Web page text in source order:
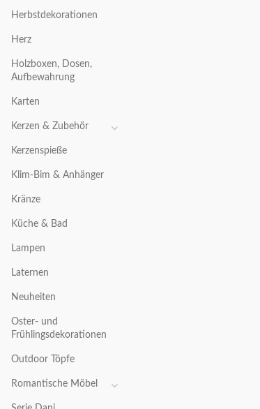
Herbstdekorationen
Herz
Holzboxen, Dosen,
Aufbewahrung
Karten
Kerzen & Zubehör
Kerzenspieße
Klim-Bim & Anhänger
Kränze
Küche & Bad
Lampen
Laternen
Neuheiten
Oster- und
Frühlingsdekorationen
Outdoor Töpfe
Romantische Möbel